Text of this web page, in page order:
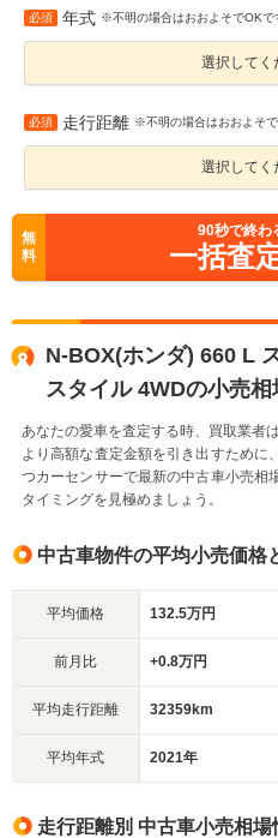
必須 年式 ※不明の場合はおおよそでOKで
選択してく
必須 走行距離 ※不明の場合はおおよそ
選択してく
無
料
90秒で終わ
一括査
N-BOX(ホンダ) 660 L
スタイル 4WDの小売相
あなたの愛車を査定する時、買取業者
より高額な査定金額を引き出すために
つカーセンサーで最新の中古車小売相
タイミングを見極めましょう。
中古車物件の平均小売価格
平均価格 132.5万円
前月比 +0.8万円
平均走行距離 32359km
平均年式 2021年
走行距離別 中古車小売相場